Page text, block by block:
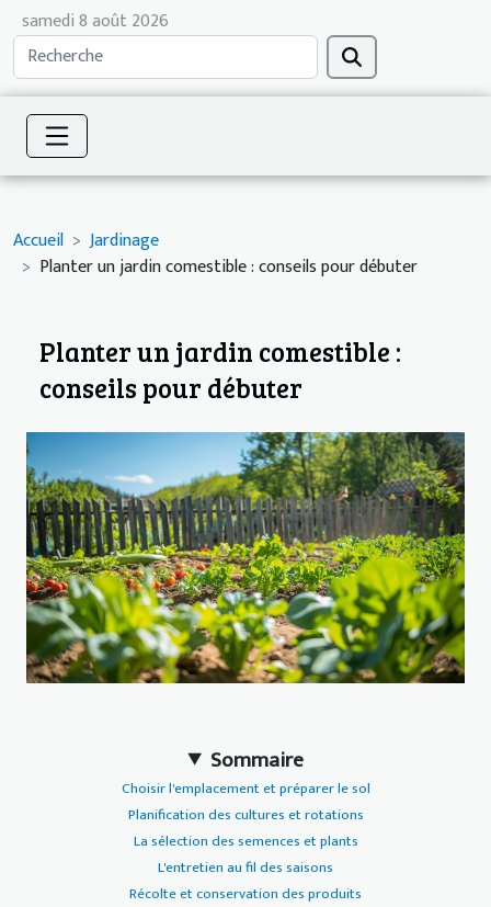
samedi 8 août 2026
Accueil
Jardinage
Planter un jardin comestible : conseils pour débuter
Planter un jardin comestible :
conseils pour débuter
Sommaire
Choisir l'emplacement et préparer le sol
Planification des cultures et rotations
La sélection des semences et plants
L'entretien au fil des saisons
Récolte et conservation des produits